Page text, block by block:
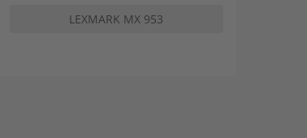
LEXMARK MX 953